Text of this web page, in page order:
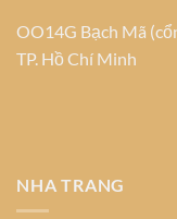
OO14G Bạch Mã
TP. Hồ Chí Minh
NHA TRANG